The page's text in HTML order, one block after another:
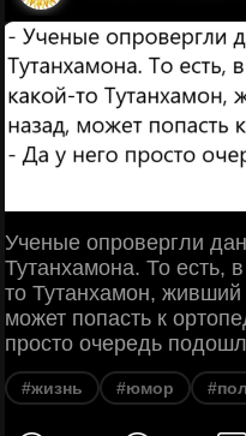
Ученые опровергли
Тутанхамона. То есть,
то Тутанхамон, живший
может попасть к
просто очередь
#жизнь #юмор